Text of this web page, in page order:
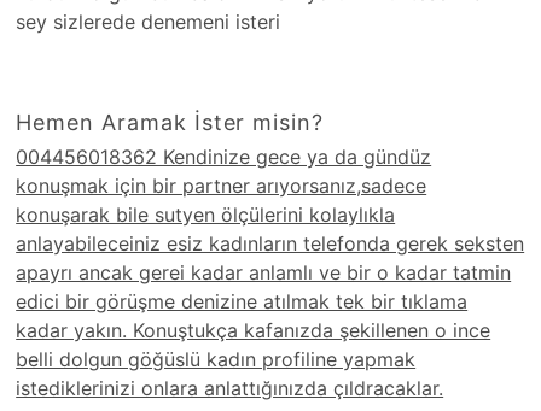
sey sizlerede denemeni isteri
Hemen Aramak İster misin?
004456018362 Kendinize gece ya da gündüz
konuşmak için bir partner arıyorsanız,sadece
konuşarak bile sutyen ölçülerini kolaylıkla
anlayabileceiniz esiz kadınların telefonda gerek seksten
apayrı ancak gerei kadar anlamlı ve bir o kadar tatmin
edici bir görüşme denizine atılmak tek bir tıklama
kadar yakın. Konuştukça kafanızda şekillenen o ince
belli dolgun göğüslü kadın profiline yapmak
istediklerinizi onlara anlattığınızda çıldracaklar.